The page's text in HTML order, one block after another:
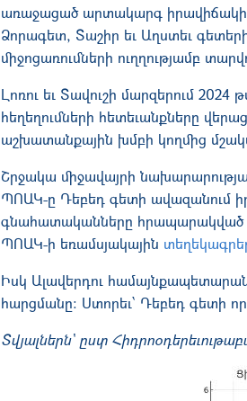
առաջացած արտակարգ
Ձորագետ, Տաշիր եւ Աղստեւ
միջոցառումների ուղղությամբ
Լոռու եւ Տավուշի մարզերում
հեղեղումների հետեւանքները
աշխատանքային խմբի կողմից
Շրջակա միջավայրի
ՊՈԱԿ-ը Դեբեդ գետի ավազանում
գնահատականները հրապարակված
ՊՈԱԿ-ի եռամսյակային
Իսկ Ալավերդու
հարցմանը: Ստորեւ՝ Դեբեդ գետի
Տվյալներն՝ ըստ